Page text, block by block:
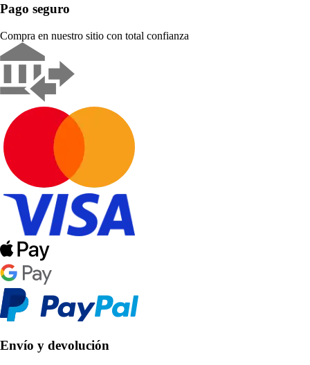
Pago seguro
Compra en nuestro sitio con total confianza
Envío y devolución